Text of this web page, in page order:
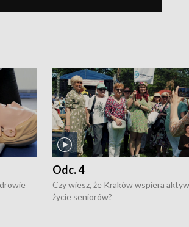
Odc. 4
Czy wiesz, że Kraków wspiera
życie seniorów?